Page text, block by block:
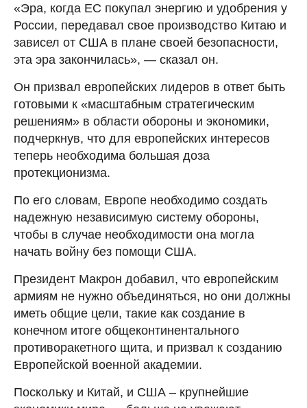
«Эра, когда ЕС покупал энергию и удобрения у
России, передавал свое производство Китаю и
зависел от США в плане своей безопасности,
эта эра закончилась», — сказал он.
Он призвал европейских лидеров в ответ быть
готовыми к «масштабным стратегическим
решениям» в области обороны и экономики,
подчеркнув, что для европейских интересов
теперь необходима большая доза
протекционизма.
По его словам, Европе необходимо создать
надежную независимую систему обороны,
чтобы в случае необходимости она могла
начать войну без помощи США.
Президент Макрон добавил, что европейским
армиям не нужно объединяться, но они должны
иметь общие цели, такие как создание в
конечном итоге общеконтинентального
противоракетного щита, и призвал к созданию
Европейской военной академии.
Поскольку и Китай, и США – крупнейшие